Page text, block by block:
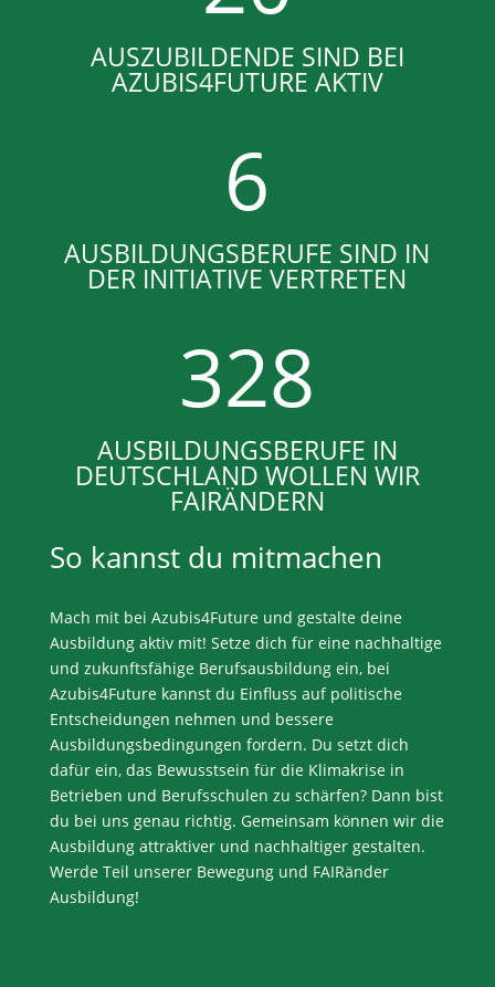
AUSZUBILDENDE SIND BEI
AZUBIS4FUTURE AKTIV
6
AUSBILDUNGSBERUFE SIND IN
DER INITIATIVE VERTRETEN
328
AUSBILDUNGSBERUFE IN
DEUTSCHLAND WOLLEN WIR
FAIRÄNDERN
So kannst du mitmachen
Mach mit bei Azubis4Future und gestalte deine
Ausbildung aktiv mit! Setze dich für eine nachhaltige
und zukunftsfähige Berufsausbildung ein, bei
Azubis4Future kannst du Einfluss auf politische
Entscheidungen nehmen und bessere
Ausbildungsbedingungen fordern. Du setzt dich
dafür ein, das Bewusstsein für die Klimakrise in
Betrieben und Berufsschulen zu schärfen? Dann bist
du bei uns genau richtig. Gemeinsam können wir die
Ausbildung attraktiver und nachhaltiger gestalten.
Werde Teil unserer Bewegung und FAIRänder
Ausbildung!